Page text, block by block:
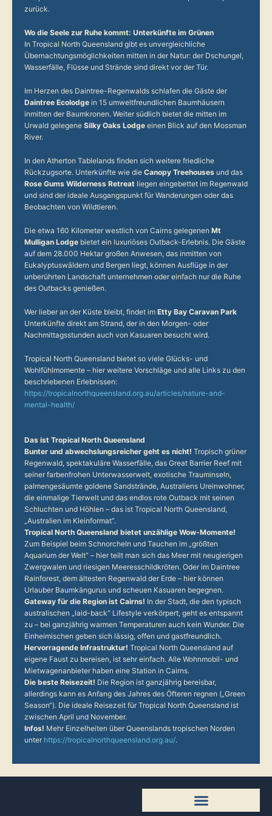
zurück.
Wo die Seele zur Ruhe kommt: Unterkünfte im Grünen
In Tropical North Queensland gibt es unvergleichliche
Übernachtungsmöglichkeiten mitten in der Natur: der Dschungel,
Wasserfälle, Flüsse und Strände sind direkt vor der Tür.
Im Herzen des Daintree-Regenwalds schlafen die Gäste der
Daintree Ecolodge in 15 umweltfreundlichen Baumhäusern
inmitten der Baumkronen. Weiter südlich bietet die mitten im
Urwald gelegene Silky Oaks Lodge einen Blick auf den Mossman
River.
In den Atherton Tablelands finden sich weitere friedliche
Rückzugsorte. Unterkünfte wie die Canopy Treehouses und das
Rose Gums Wilderness Retreat liegen eingebettet im Regenwald
und sind der ideale Ausgangspunkt für Wanderungen oder das
Beobachten von Wildtieren.
Die etwa 160 Kilometer westlich von Cairns gelegenen Mt
Mulligan Lodge bietet ein luxuriöses Outback-Erlebnis. Die Gäste
auf dem 28.000 Hektar großen Anwesen, das inmitten von
Eukalyptuswäldern und Bergen liegt, können Ausflüge in der
unberührten Landschaft unternehmen oder einfach nur die Ruhe
des Outbacks genießen.
Wer lieber an der Küste bleibt, findet im Etty Bay Caravan Park
Unterkünfte direkt am Strand, der in den Morgen- oder
Nachmittagsstunden auch von Kasuaren besucht wird.
Tropical North Queensland bietet so viele Glücks- und
Wohlfühlmomente – hier weitere Vorschläge und alle Links zu den
beschriebenen Erlebnissen:
https://tropicalnorthqueensland.org.au/articles/nature-and-
mental-health/
Das ist Tropical North Queensland
Bunter und abwechslungsreicher geht es nicht! Tropisch grüner
Regenwald, spektakuläre Wasserfälle, das Great Barrier Reef mit
seiner farbenfrohen Unterwasserwelt, exotische Trauminseln,
palmengesäumte goldene Sandstrände, Australiens Ureinwohner,
die einmalige Tierwelt und das endlos rote Outback mit seinen
Schluchten und Höhlen – das ist Tropical North Queensland,
„Australien im Kleinformat“.
Tropical North Queensland bietet unzählige Wow-Momente!
Zum Beispiel beim Schnorcheln und Tauchen im „größten
Aquarium der Welt“ – hier teilt man sich das Meer mit neugierigen
Zwergwalen und riesigen Meeresschildkröten. Oder im Daintree
Rainforest, dem ältesten Regenwald der Erde – hier können
Urlauber Baumkängurus und scheuen Kasuaren begegnen.
Gateway für die Region ist Cairns! In der Stadt, die den typisch
australischen „laid-back“ Lifestyle verkörpert, geht es entspannt
zu – bei ganzjährig warmen Temperaturen auch kein Wunder. Die
Einheimischen geben sich lässig, offen und gastfreundlich.
Hervorragende Infrastruktur! Tropical North Queensland auf
eigene Faust zu bereisen, ist sehr einfach. Alle Wohnmobil- und
Mietwagenanbieter haben eine Station in Cairns.
Die beste Reisezeit! Die Region ist ganzjährig bereisbar,
allerdings kann es Anfang des Jahres des Öfteren regnen („Green
Season“). Die ideale Reisezeit für Tropical North Queensland ist
zwischen April und November.
Infos! Mehr Einzelheiten über Queenslands tropischen Norden
unter https://tropicalnorthqueensland.org.au/.